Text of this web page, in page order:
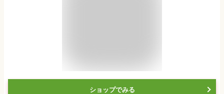
ショップでみる